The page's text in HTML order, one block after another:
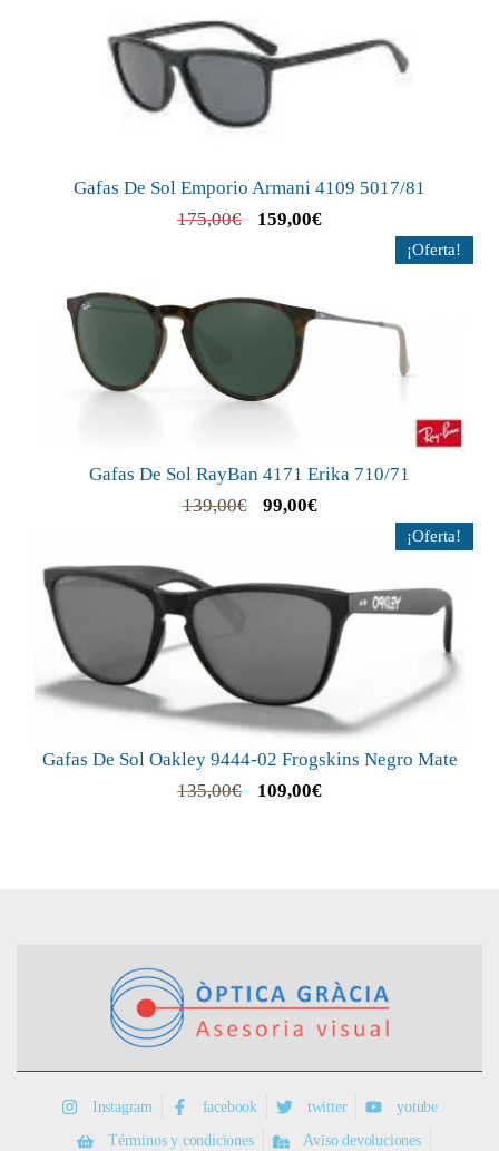
Gafas De Sol Emporio Armani 4109 5017/81
175,00€ 159,00€
¡Oferta!
Gafas De Sol RayBan 4171 Erika 710/71
139,00€ 99,00€
¡Oferta!
Gafas De Sol Oakley 9444-02 Frogskins Negro Mate
135,00€ 109,00€
Instagram facebook twitter
yotube
Términos y condiciones
Aviso devoluciones